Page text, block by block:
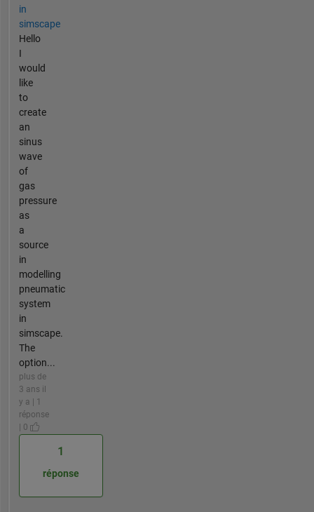
in
simscape
Hello
I
would
like
to
create
an
sinus
wave
of
gas
pressure
as
a
source
in
modelling
pneumatic
system
in
simscape.
The
option...
plus de
3 ans il
y a | 1
réponse
| 0
1
réponse